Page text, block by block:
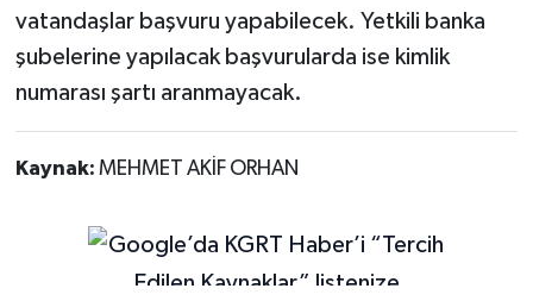
vatandaşlar başvuru yapabilecek. Yetkili banka
şubelerine yapılacak başvurularda ise kimlik
numarası şartı aranmayacak.
Kaynak: MEHMET AKİF ORHAN